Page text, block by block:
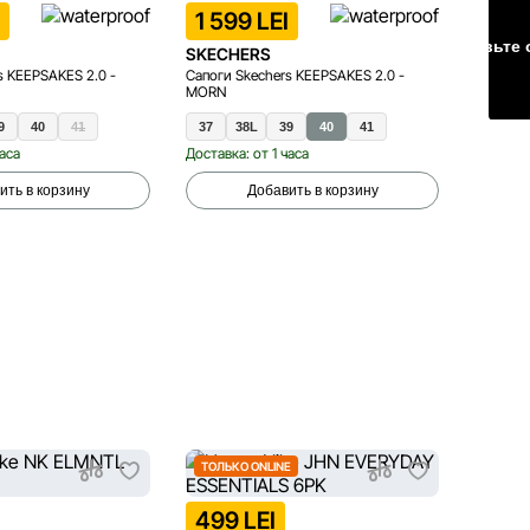
KEEPSAKES 2.0 -
40 41
в корзину
1 599 LEI
SKECHERS
Сапоги Skechers KEEPSAKES 2.0 -
MORN
37 38L 39 40 41
Доставка: от 1 часа
Добавить в корзину
ТОЛЬКО ONLINE
499 LEI
Оставьте